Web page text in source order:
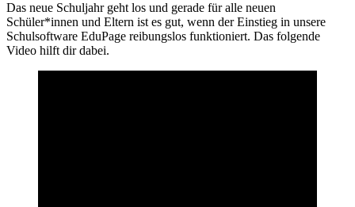
Das neue Schuljahr geht los und gerade für alle neuen
Schüler*innen und Eltern ist es gut, wenn der Einstieg in unsere
Schulsoftware EduPage reibungslos funktioniert. Das folgende
Video hilft dir dabei.